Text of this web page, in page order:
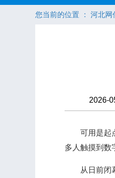
您当前的位置 ： 河北网
2026-
可用是起点
多人触摸到数
从日前闭幕